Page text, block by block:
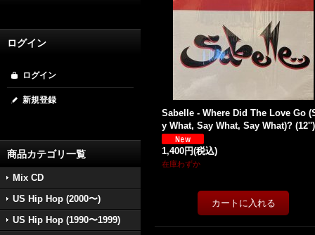
ログイン
ログイン
新規登録
商品カテゴリ一覧
Mix CD
US Hip Hop (2000〜)
US Hip Hop (1990〜1999)
Sabelle - Where Did The Love Go
y What, Say What, Say What)? (12'')
1,400円(税込)
在庫わずか